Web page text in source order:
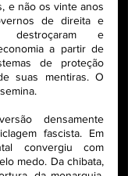
e não os vinte anos
de direita e
destroçaram e
a partir de
de proteção
suas mentiras. O
densamente
fascista. Em
convergiu com
medo. Da chibata,